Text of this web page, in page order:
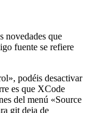
novedades que
fuente se refiere
podéis desactivar
es que XCode
del menú «Source
git deja de